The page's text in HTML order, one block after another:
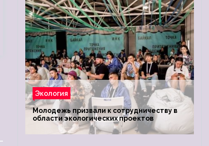
Экология
Молодежь призвали к сотрудничеству в
области экологических проектов